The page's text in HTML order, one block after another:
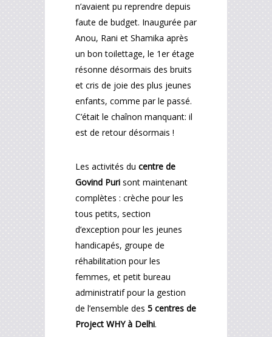
n’avaient pu reprendre depuis
faute de budget. Inaugurée par
Anou, Rani et Shamika après
un bon toilettage, le 1er étage
résonne désormais des bruits
et cris de joie des plus jeunes
enfants, comme par le passé.
C’était le chaînon manquant: il
est de retour désormais !
Les activités du centre de
Govind Puri sont maintenant
complètes : crèche pour les
tous petits, section
d’exception pour les jeunes
handicapés, groupe de
réhabilitation pour les
femmes, et petit bureau
administratif pour la gestion
de l’ensemble des 5 centres de
Project WHY à Delhi.